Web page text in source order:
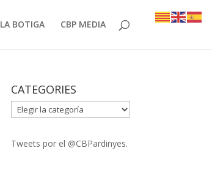
LA BOTIGA CBP MEDIA
CATEGORIES
CATEGORIES
Tweets por el @CBPardinyes.